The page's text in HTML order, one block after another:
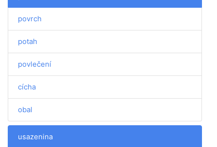
povrch
potah
povlečení
cícha
obal
usazenina